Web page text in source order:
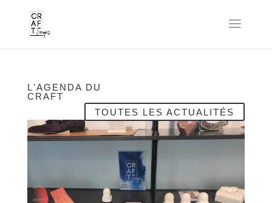
L'AGENDA DU
CRAFT
TOUTES LES ACTUALITÉS